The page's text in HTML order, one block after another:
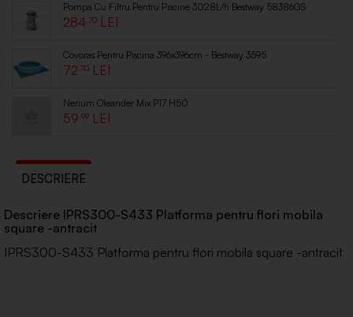
Pompa Cu Filtru Pentru Piscine 3028L/h Bestway 58386GS
284 .70
Covoras Pentru Piscina 396x396cm - Bestway 3595
72 .70
Nerium Oleander Mix P17 H50
59 .99
DESCRIERE
Descriere IPRS300-S433 Platforma pentru flori mobila
square -antracit
IPRS300-S433 Platforma pentru flori mobila square -antracit